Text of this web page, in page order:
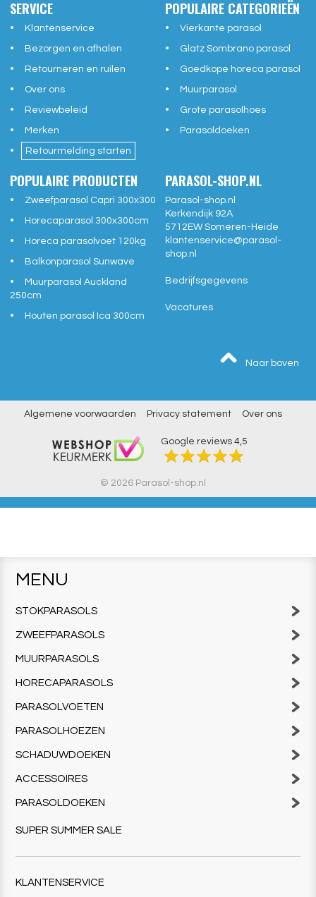
SERVICE
Klantenservice
Bezorgen en afhalen
Retourneren en ruilen
Over ons
Reviewbeleid
Merken
Retourmelding starten
POPULAIRE CATEGORIEËN
Vierkante parasol
Glatz Sombrano parasol
Goedkope horeca parasol
Muurparasol
Grote parasolhoes
Parasoldoeken
POPULAIRE PRODUCTEN
Zweefparasol Capri 300x300
Horecaparasol 300x300cm
Horeca parasolvoet 120kg
Balkonparasol Sunwave
Muurparasol Auckland
250cm
Houten parasol Ica 300cm
PARASOL-SHOP.NL
Parasol-shop.nl
Kerkendijk 92A
5712EW Someren-Heide
klantenservice@parasol-
shop.nl
Bedrijfsgegevens
Vacatures
Naar boven
Algemene voorwaarden Privacy statement Over ons
Google reviews 4,5
© 2026 Parasol-shop.nl
MENU
STOKPARASOLS
ZWEEFPARASOLS
MUURPARASOLS
HORECAPARASOLS
PARASOLVOETEN
PARASOLHOEZEN
SCHADUWDOEKEN
ACCESSOIRES
PARASOLDOEKEN
SUPER SUMMER SALE
KLANTENSERVICE